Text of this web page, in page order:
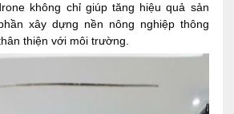
không chỉ giúp tăng hiệu quả sản
xây dựng nền nông nghiệp thông
thiện với môi trường.